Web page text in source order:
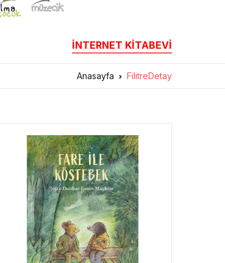
İNTERNET KİTABEVİ
Anasayfa FilitreDetay